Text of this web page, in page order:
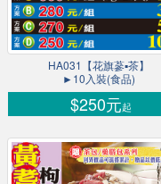
HA031【花旗蔘▪茶】
►10入裝(食品)
$250元起